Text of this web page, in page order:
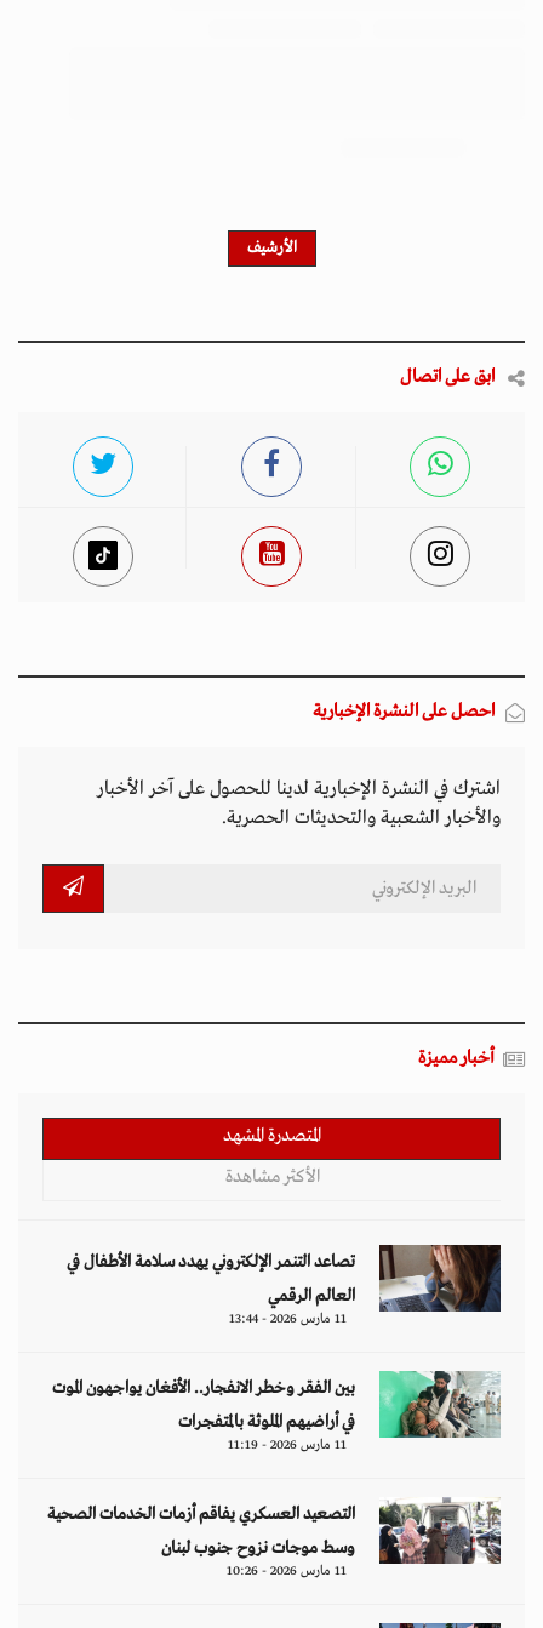
الأرشيف
ابق على اتصال
احصل على النشرة الإخبارية
اشترك في النشرة الإخبارية لدينا للحصول على آخر الأخبار
والأخبار الشعبية والتحديثات الحصرية.
أخبار مميزة
المتصدرة المشهد
الأكثر مشاهدة
تصاعد التنمر الإلكتروني يهدد سلامة الأطفال في
العالم الرقمي
11 مارس 2026 - 13:44
بين الفقر وخطر الانفجار.. الأفغان يواجهون الموت
في أراضيهم الملوثة بالمتفجرات
11 مارس 2026 - 11:19
التصعيد العسكري يفاقم أزمات الخدمات الصحية
وسط موجات نزوح جنوب لبنان
11 مارس 2026 - 10:26